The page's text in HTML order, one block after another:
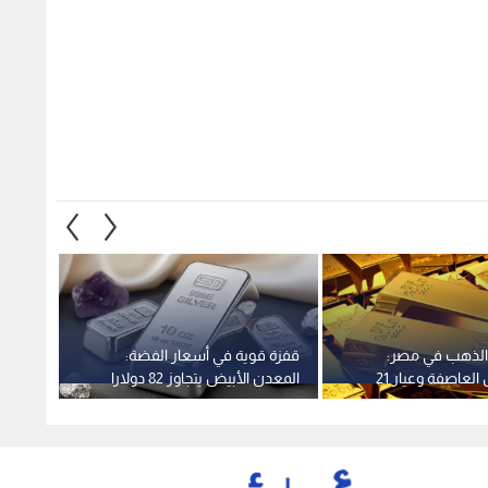
قفزة قوية في أسعار الفضة:
المعدن الأبيض يتجاوز 82 دولارا
الذهب في مصر:
هدوء ما قبل العاصفة وعيار 21